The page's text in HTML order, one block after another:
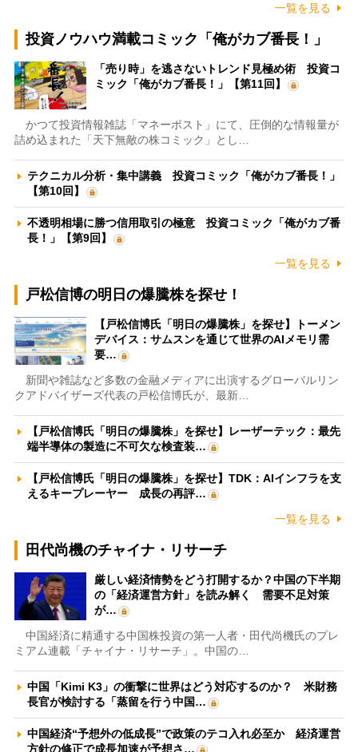
一覧を見る
投資ノウハウ満載コミック「俺がカブ番長！」
「売り時」を逃さないトレンド見極め術 投資コ
ミック「俺がカブ番長！」【第11回】
かつて投資情報雑誌「マネーポスト」にて、圧倒的な情報量が
詰め込まれた「天下無敵の株コミック」とし…
テクニカル分析・集中講義 投資コミック「俺がカブ番長！」
【第10回】
不透明相場に勝つ信用取引の極意 投資コミック「俺がカブ番
長！」【第9回】
一覧を見る
戸松信博の明日の爆騰株を探せ！
【戸松信博氏「明日の爆騰株」を探せ】トーメン
デバイス：サムスンを通じて世界のAIメモリ需
要…
新聞や雑誌など多数の金融メディアに出演するグローバルリン
クアドバイザーズ代表の戸松信博氏が、最新…
【戸松信博氏「明日の爆騰株」を探せ】レーザーテック：最先
端半導体の製造に不可欠な検査装…
【戸松信博氏「明日の爆騰株」を探せ】TDK：AIインフラを支
えるキープレーヤー 成長の再評…
一覧を見る
田代尚機のチャイナ・リサーチ
厳しい経済情勢をどう打開するか？中国の下半期
の「経済運営方針」を読み解く 需要不足対策
が…
中国経済に精通する中国株投資の第一人者・田代尚機氏のプレ
ミアム連載「チャイナ・リサーチ」。中国の…
中国「Kimi K3」の衝撃に世界はどう対応するのか？ 米財務
長官が検討する「蒸留を行う中国…
中国経済“予想外の低成長”で政策のテコ入れ必至か 経済運営
方針の修正で成長加速が予想さ…